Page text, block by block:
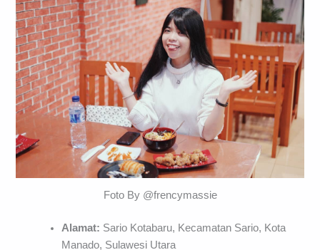
Foto By @frencymassie
Alamat: Sario Kotabaru, Kecamatan Sario, Kota
Manado, Sulawesi Utara